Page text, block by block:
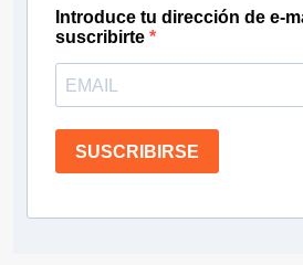
Introduce tu dirección de e-
suscribirte
SUSCRIBIRSE